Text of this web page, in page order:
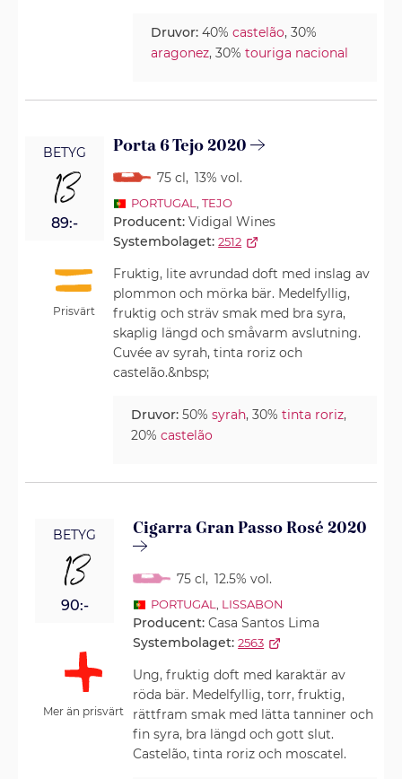
Druvor: 40%castelão, 30%
aragonez, 30%touriga nacional
BETYG
13
89:-
Prisvärt
Porta 6 Tejo 2020
75 cl, 13% vol.
PORTUGAL TEJO
Producent:Vidigal Wines
Systembolaget: 2512
Fruktig, lite avrundad doft med inslag av
plommon och mörka bär. Medelfyllig,
fruktig och sträv smak med bra syra,
skaplig längd och småvarm avslutning.
Cuvée av syrah, tinta roriz och
castelão.&nbsp;
Druvor: 50%syrah, 30%tinta roriz,
20%castelão
BETYG
13
90:-
Mer än prisvärt
Cigarra Gran Passo Rosé 2020
75 cl, 12.5% vol.
PORTUGAL LISSABON
Producent:Casa Santos Lima
Systembolaget: 2563
Ung, fruktig doft med karaktär av
röda bär. Medelfyllig, torr, fruktig,
rättfram smak med lätta tanniner och
fin syra, bra längd och gott slut.
Castelão, tinta roriz och moscatel.